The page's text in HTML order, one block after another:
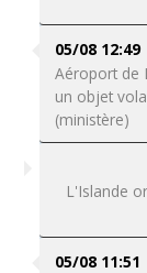
05/08 12:49
Aéroport de
un objet
(ministère)
L'Islande
05/08 11:51